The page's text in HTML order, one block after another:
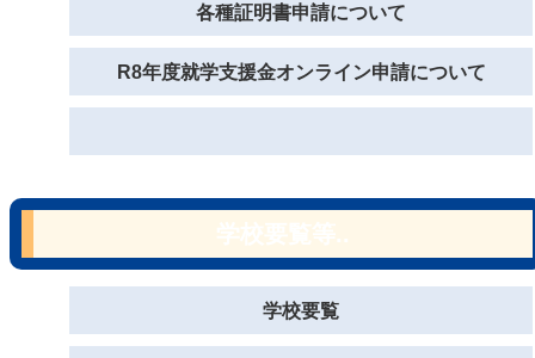
各種証明書申請について
R8年度就学支援金オンライン申請について
学校要覧